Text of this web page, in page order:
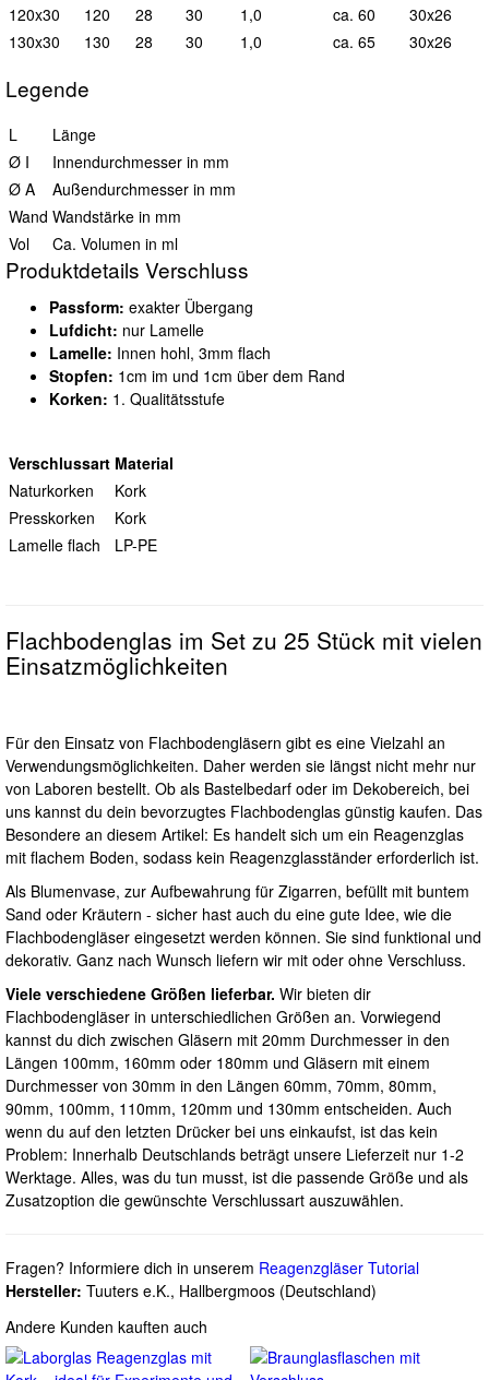
120x30
120 28 30 1,0 ca. 60
30x26
130x30
130 28 30 1,0 ca. 65 30x26
Legende
L
Länge
Ø I
Innendurchmesser in mm
Ø A
Außendurchmesser in mm
Wand Wandstärke in mm
Vol
Ca. Volumen in ml
Produktdetails Verschluss
Passform: exakter Übergang
Lufdicht: nur Lamelle
Lamelle: Innen hohl, 3mm flach
Stopfen: 1cm im und 1cm über dem Rand
Korken: 1. Qualitätsstufe
Verschlussart Material
Naturkorken
Kork
Presskorken
Kork
Lamelle flach
LP-PE
Flachbodenglas im Set zu 25 Stück mit vielen
Einsatzmöglichkeiten
Für den Einsatz von Flachbodengläsern gibt es eine Vielzahl an
Verwendungsmöglichkeiten. Daher werden sie längst nicht mehr nur
von Laboren bestellt. Ob als Bastelbedarf oder im Dekobereich, bei
uns kannst du dein bevorzugtes Flachbodenglas günstig kaufen. Das
Besondere an diesem Artikel: Es handelt sich um ein Reagenzglas
mit flachem Boden, sodass kein Reagenzglasständer erforderlich ist.
Als Blumenvase, zur Aufbewahrung für Zigarren, befüllt mit buntem
Sand oder Kräutern - sicher hast auch du eine gute Idee, wie die
Flachbodengläser eingesetzt werden können. Sie sind funktional und
dekorativ. Ganz nach Wunsch liefern wir mit oder ohne Verschluss.
Viele verschiedene Größen lieferbar. Wir bieten dir
Flachbodengläser in unterschiedlichen Größen an. Vorwiegend
kannst du dich zwischen Gläsern mit 20mm Durchmesser in den
Längen 100mm, 160mm oder 180mm und Gläsern mit einem
Durchmesser von 30mm in den Längen 60mm, 70mm, 80mm,
90mm, 100mm, 110mm, 120mm und 130mm entscheiden. Auch
wenn du auf den letzten Drücker bei uns einkaufst, ist das kein
Problem: Innerhalb Deutschlands beträgt unsere Lieferzeit nur 1-2
Werktage. Alles, was du tun musst, ist die passende Größe und als
Zusatzoption die gewünschte Verschlussart auszuwählen.
Fragen? Informiere dich in unserem Reagenzgläser Tutorial
Hersteller: Tuuters e.K., Hallbergmoos (Deutschland)
Andere Kunden kauften auch